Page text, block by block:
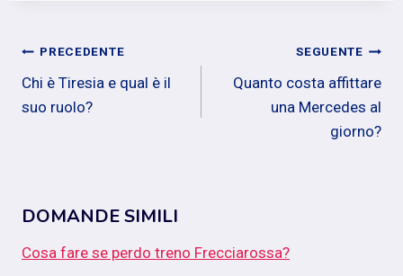
Navigazione
articoli
PRECEDENTE
Chi è Tiresia e qual è il
suo ruolo?
SEGUENTE
Quanto costa affittare
una Mercedes al
giorno?
DOMANDE SIMILI
Cosa fare se perdo treno Frecciarossa?